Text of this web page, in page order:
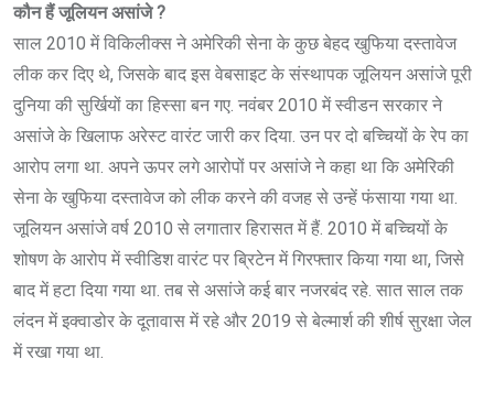
कौन हैं जूलियन असांजे ?
साल 2010 में विकिलीक्स ने अमेरिकी सेना के कुछ बेहद खुफिया दस्तावेज
लीक कर दिए थे, जिसके बाद इस वेबसाइट के संस्थापक जूलियन असांजे पूरी
दुनिया की सुर्खियों का हिस्सा बन गए. नवंबर 2010 में स्वीडन सरकार ने
असांजे के खिलाफ अरेस्ट वारंट जारी कर दिया. उन पर दो बच्चियों के रेप का
आरोप लगा था. अपने ऊपर लगे आरोपों पर असांजे ने कहा था कि अमेरिकी
सेना के खुफिया दस्तावेज को लीक करने की वजह से उन्हें फंसाया गया था.
जूलियन असांजे वर्ष 2010 से लगातार हिरासत में हैं. 2010 में बच्चियों के
शोषण के आरोप में स्वीडिश वारंट पर ब्रिटेन में गिरफ्तार किया गया था, जिसे
बाद में हटा दिया गया था. तब से असांजे कई बार नजरबंद रहे. सात साल तक
लंदन में इक्वाडोर के दूतावास में रहे और 2019 से बेल्मार्श की शीर्ष सुरक्षा जेल
में रखा गया था.